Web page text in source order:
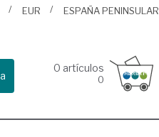
EUR ESPAÑA PENINSULAR
0 artículos
0